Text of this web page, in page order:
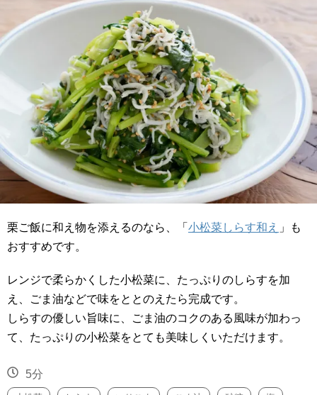
栗ご飯に和え物を添えるのなら、「 小松菜しらす和え 」も
おすすめです。
レンジで柔らかくした小松菜に、たっぷりのしらすを加
え、ごま油などで味をととのえたら完成です。
しらすの優しい旨味に、ごま油のコクのある風味が加わっ
て、たっぷりの小松菜をとても美味しくいただけます。
5分